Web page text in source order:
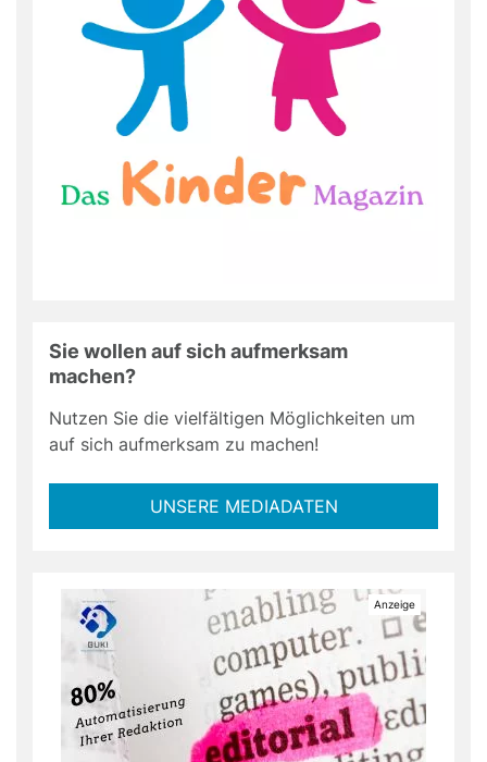
Sie wollen auf sich aufmerksam
machen?
Nutzen Sie die vielfältigen Möglichkeiten um
auf sich aufmerksam zu machen!
UNSERE MEDIADATEN